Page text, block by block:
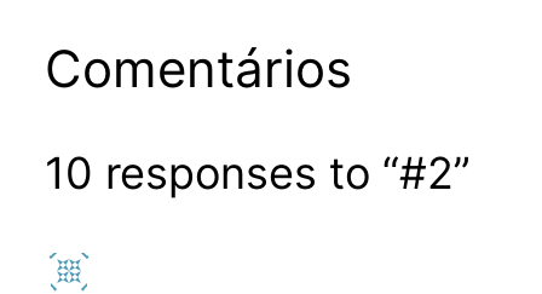
Comentários
10 responses to “#2”